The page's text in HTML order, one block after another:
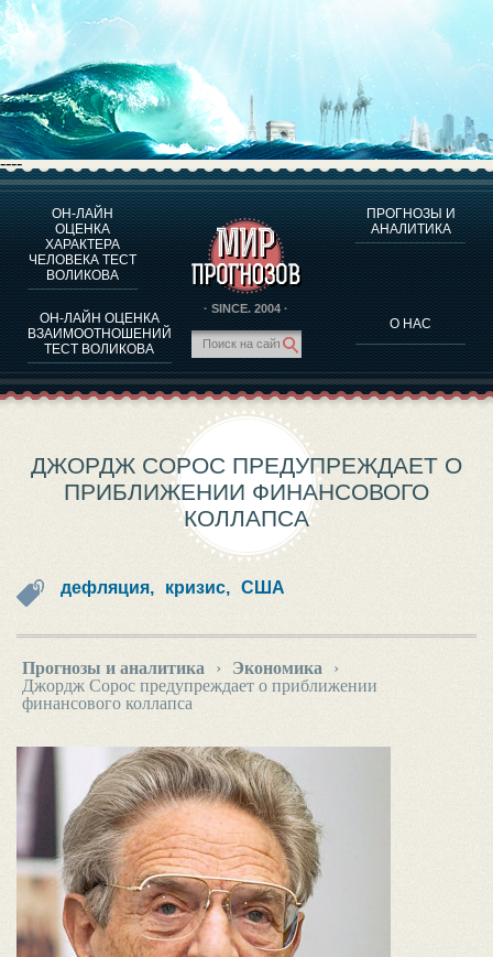
----
ОН-ЛАЙН
ОЦЕНКА
ХАРАКТЕРА
ЧЕЛОВЕКА ТЕСТ
ВОЛИКОВА
ОН-ЛАЙН ОЦЕНКА
ВЗАИМООТНОШЕНИЙ
ТЕСТ ВОЛИКОВА
· SINCE. 2004 ·
ПРОГНОЗЫ И
АНАЛИТИКА
О НАС
О ПРОГРАММЕ
ОЦЕНКА ХАРАКТЕРA ЧЕЛОВЕКА
ОЦЕНКА ХАРАКТЕРА ВЫДАЮЩИХСЯ ЛИЧНОСТЕЙ
О ПРОГРАММЕ
ТЕСТ НА СОВМЕСТИМОСТЬ ВОЛИКОВА
ПРОГНОЗЫ И АНАЛИТИКА
ДЖОРДЖ СОРОС ПРЕДУПРЕЖДАЕТ О
ПРИБЛИЖЕНИИ ФИНАНСОВОГО
КОЛЛАПСА
дефляция, кризис, США
Прогнозы и аналитика › Экономика
›
Джордж Сорос предупреждает о приближении
финансового коллапса